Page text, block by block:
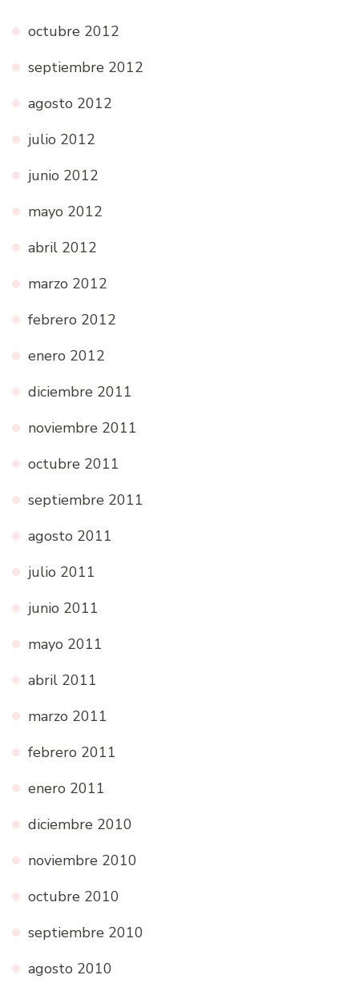
octubre 2012
septiembre 2012
agosto 2012
julio 2012
junio 2012
mayo 2012
abril 2012
marzo 2012
febrero 2012
enero 2012
diciembre 2011
noviembre 2011
octubre 2011
septiembre 2011
agosto 2011
julio 2011
junio 2011
mayo 2011
abril 2011
marzo 2011
febrero 2011
enero 2011
diciembre 2010
noviembre 2010
octubre 2010
septiembre 2010
agosto 2010